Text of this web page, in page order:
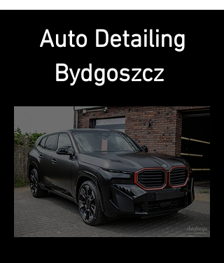
Auto Detailing
Bydgoszcz